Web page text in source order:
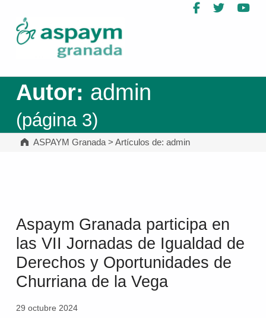
Facebook
Twitter
Autor: admin
(página 3)
ASPAYM Granada >Artículos de: admin
Aspaym Granada participa en
las VII Jornadas de Igualdad de
Derechos y Oportunidades de
Churriana de la Vega
29 octubre 2024